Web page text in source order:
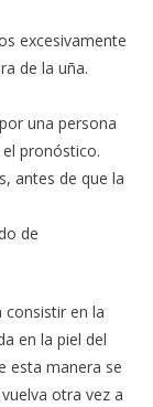
excesivamente
de la uña.
una persona
pronóstico.
antes de que la
de
consistir en la
en la piel del
esta manera se
otra vez a